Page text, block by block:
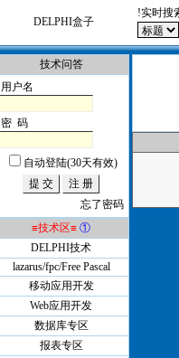
DELPHI盒子
!实时搜
技术问答
用户名
密 码
自动登陆(30天有效)
忘了密码
≡技术区≡ ①
DELPHI技术
lazarus/fpc/Free Pascal
移动应用开发
Web应用开发
数据库专区
报表专区